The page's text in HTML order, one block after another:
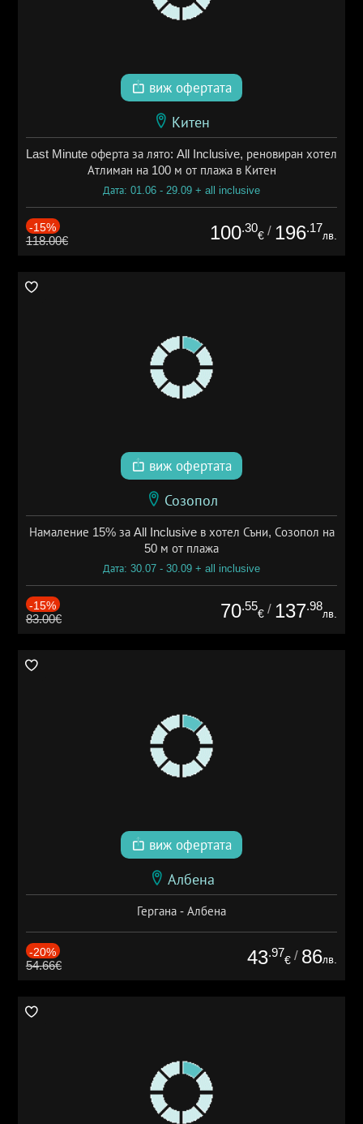
виж офертата
Китен
Last Minute оферта за лято: All Inclusive, реновиран хотел
Атлиман на 100 м от плажа в Китен
Дата: 01.06 - 29.09 + all inclusive
-15%
118.00€ 100.30
€ / 196.17
лв.
виж офертата
Созопол
Намаление 15% за All Inclusive в хотел Съни, Созопол на
50 м от плажа
Дата: 30.07 - 30.09 + all inclusive
-15%
83.00€ 70.55
€ / 137.98
лв.
виж офертата
Албена
Гергана - Албена
-20%
54.66€ 43.97
€ / 86лв.